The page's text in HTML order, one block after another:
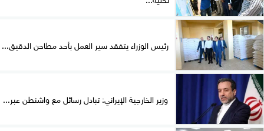
رئيس الوزراء يتفقد سير العمل بأحد مطاحن الدقيق...
وزير الخارجية الإيراني: تبادل رسائل مع واشنطن عبر...